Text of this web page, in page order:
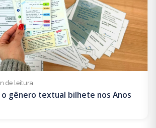
de leitura
o gênero textual bilhete nos Anos